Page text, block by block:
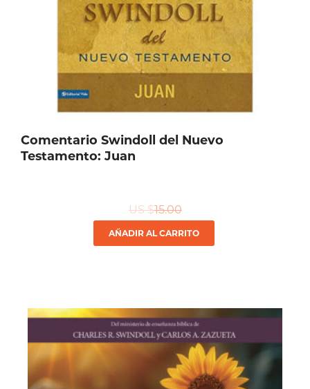
Comentario Swindoll del Nuevo
Testamento: Juan
US $15.00
AÑADIR AL CARRITO